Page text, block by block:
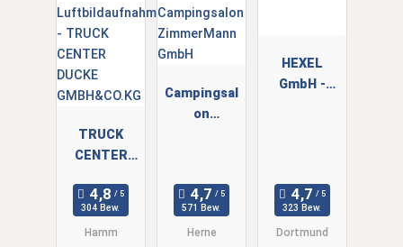
TRUCK
CENTER
GMBH&CO.K
G
304 Bew.
Hamm
Campingsal
on
571 Bew.
Herne
HEXEL
GmbH -
323 Bew.
Dortmund